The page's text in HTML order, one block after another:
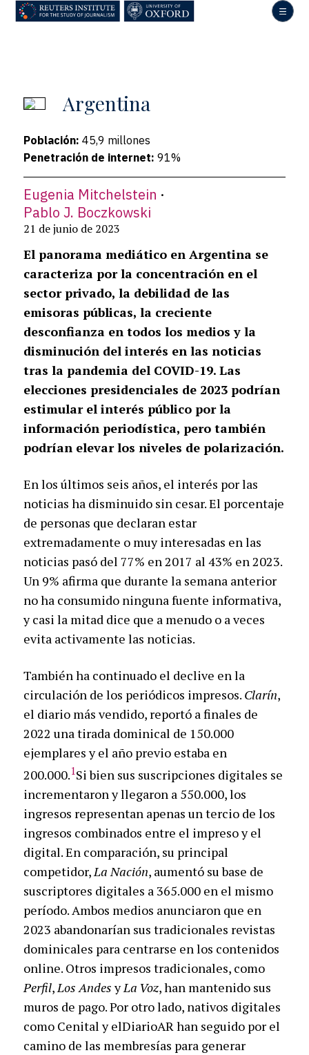
Skip
Argentina
Población: 45,9 millones
Penetración de internet: 91%
Eugenia Mitchelstein
Pablo J. Boczkowski
21 de junio de 2023
El panorama mediático en Argentina se
caracteriza por la concentración en el
sector privado, la debilidad de las
emisoras públicas, la creciente
desconfianza en todos los medios y la
disminución del interés en las noticias
tras la pandemia del COVID-19. Las
elecciones presidenciales de 2023 podrían
estimular el interés público por la
información periodística, pero también
podrían elevar los niveles de polarización.
En los últimos seis años, el interés por las
noticias ha disminuido sin cesar. El porcentaje
de personas que declaran estar
extremadamente o muy interesadas en las
noticias pasó del 77% en 2017 al 43% en 2023.
Un 9% afirma que durante la semana anterior
no ha consumido ninguna fuente informativa,
y casi la mitad dice que a menudo o a veces
evita activamente las noticias.
También ha continuado el declive en la
circulación de los periódicos impresos. Clarín,
el diario más vendido, reportó a finales de
2022 una tirada dominical de 150.000
ejemplares y el año previo estaba en
200.000.1Si bien sus suscripciones digitales se
incrementaron y llegaron a 550.000, los
ingresos representan apenas un tercio de los
ingresos combinados entre el impreso y el
digital. En comparación, su principal
competidor,La Nación, aumentó su base de
suscriptores digitales a 365.000 en el mismo
período. Ambos medios anunciaron que en
2023 abandonarían sus tradicionales revistas
dominicales para centrarse en los contenidos
online. Otros impresos tradicionales, como
Perfil,Los AndesyLa Voz, han mantenido sus
muros de pago. Por otro lado, nativos digitales
como Cenital y elDiarioAR han seguido por el
camino de las membresías para generar